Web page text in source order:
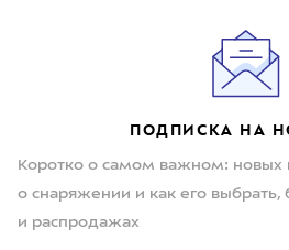
ПОДПИСКА НА
Коротко о самом важном: новых
о снаряжении и как его
и распродажах